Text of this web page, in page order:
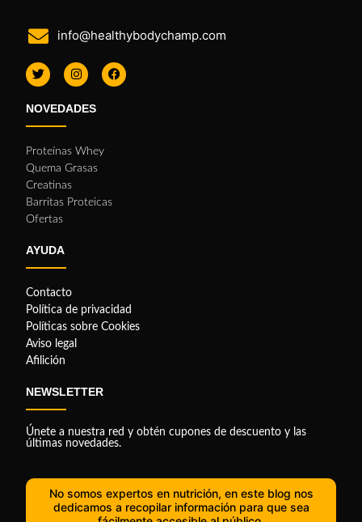
info@healthybodychamp.com
NOVEDADES
Proteínas Whey
Quema Grasas
Creatinas
Barritas Proteicas
Ofertas
AYUDA
Contacto
Política de privacidad
Políticas sobre Cookies
Aviso legal
Afilición
NEWSLETTER
Únete a nuestra red y obtén cupones de descuento y las
últimas novedades.
No somos expertos en nutrición, en este blog nos
dedicamos a recopilar información para que sea